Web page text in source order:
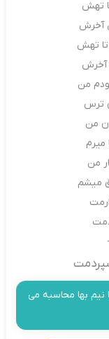
تهش
آخرش
تهش
آخرش
من
ترس
من
میرم
من
میشم
نیم بها محاسبه می